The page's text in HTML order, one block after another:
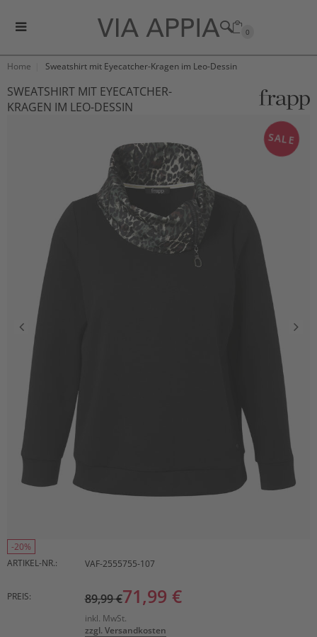
0
Home Sweatshirt mit Eyecatcher-Kragen im Leo-Dessin
SWEATSHIRT MIT EYECATCHER-
KRAGEN IM LEO-DESSIN
SALE
-20%
ARTIKEL-NR.:
VAF-2555755-107
PREIS: 89,99 €71,99 €
inkl. MwSt.
zzgl. Versandkosten